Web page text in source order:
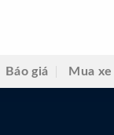
Báo giá Mua xe